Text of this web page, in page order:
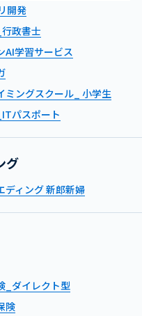
開発
政書士
AI学習サービス
ミングスクール_ 小学生
パスポート
グ
ディング 新郎新婦
_ダイレクト型
険